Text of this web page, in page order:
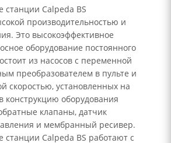
станции Calpeda BS
производительностью и
Это высокоэффективное
оборудование постоянного
из насосов с переменной
преобразователем в пульте и
скоростью, установленных на
оборудования
клапаны, датчик
и мембранный ресивер.
станции Calpeda BS работают с